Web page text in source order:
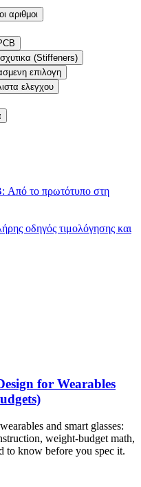
αριθμοι
(Stiffeners)
επιλογη
ελεγχου
Από το πρωτότυπο στη
οδηγός τιμολόγησης και
for Wearables
and smart glasses:
weight-budget math,
to know before you spec it.